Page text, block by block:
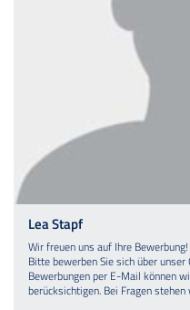
Lea Stapf
Wir freuen uns auf Ihre Bewerbung!
Bitte bewerben Sie sich über
Bewerbungen per E-Mail können
berücksichtigen. Bei Fragen